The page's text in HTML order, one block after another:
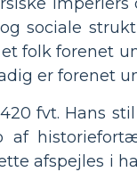
sociale
folk forenet
er forenet
fvt. Hans
afspejles i